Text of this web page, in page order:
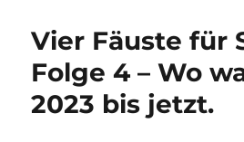
Sigmar
Folge
5
–
Vier Fäuste für
Folge 4 – Wo
2023 bis jetzt.